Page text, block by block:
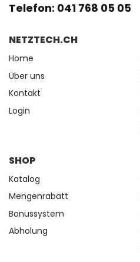
Telefon: 041 768 05 05
NETZTECH.CH
Home
Über uns
Kontakt
Login
SHOP
Katalog
Mengenrabatt
Bonussystem
Abholung